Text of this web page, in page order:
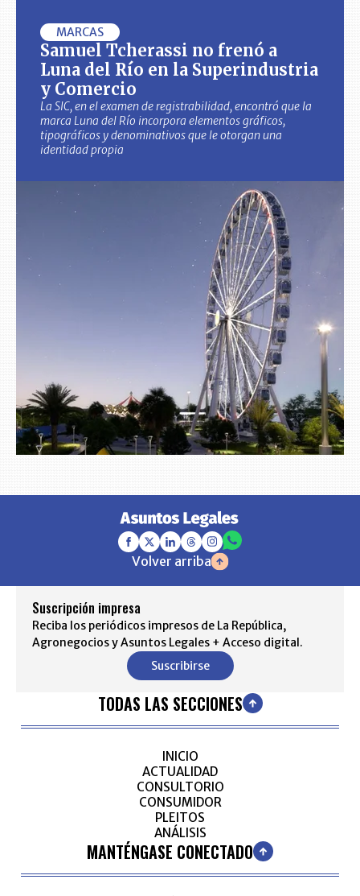
MARCAS
Samuel Tcherassi no frenó a
Luna del Río en la Superindustria
y Comercio
La SIC, en el examen de registrabilidad, encontró que la
marca Luna del Río incorpora elementos gráficos,
tipográficos y denominativos que le otorgan una
identidad propia
Volver arriba
Suscripción impresa
Reciba los periódicos impresos de La República,
Agronegocios y Asuntos Legales + Acceso digital.
Suscribirse
TODAS LAS SECCIONES
INICIO
ACTUALIDAD
CONSULTORIO
CONSUMIDOR
PLEITOS
ANÁLISIS
MANTÉNGASE CONECTADO